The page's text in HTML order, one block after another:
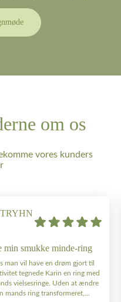
om os
vores kunders
min smukke minde-ring
man vil have en drøm gjort til
tegnede Karin en ring med
vielsesringe. Uden at ændre
ring transformeret,...